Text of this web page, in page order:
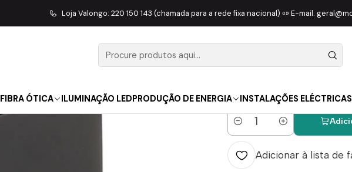
FIBRA ÓTICA ILUMINAÇÃO LEDPRODUÇÃO DE ENERGIA INSTALAÇÕES ELÉCTRICAS
Loja Valongo: 220 150 143 (chamada para a rede fixa nacional) «» E-mail:
MATERIAL ELÉTRICO APARELHAGEM EFAPEL LOGUS 90 Interruptor Unipolar 2 Módulo
Interruptor
Preto Mate
Quantidade
Adicionar à lista de